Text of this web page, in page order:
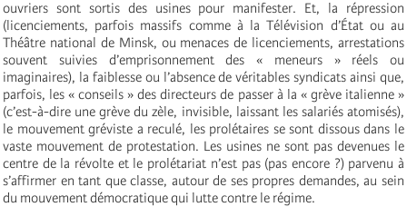
ouvriers sont sortis des usines pour manifester. Et, la répression
(licenciements, parfois massifs comme à la Télévision d’État ou au
Théâtre national de Minsk, ou menaces de licenciements, arrestations
souvent suivies d’emprisonnement des « meneurs » réels ou
imaginaires), la faiblesse ou l’absence de véritables syndicats ainsi que,
parfois, les « conseils » des directeurs de passer à la « grève italienne »
(c’est-à-dire une grève du zèle, invisible, laissant les salariés atomisés),
le mouvement gréviste a reculé, les prolétaires se sont dissous dans le
vaste mouvement de protestation. Les usines ne sont pas devenues le
centre de la révolte et le prolétariat n’est pas (pas encore ?) parvenu à
s’affirmer en tant que classe, autour de ses propres demandes, au sein
du mouvement démocratique qui lutte contre le régime.